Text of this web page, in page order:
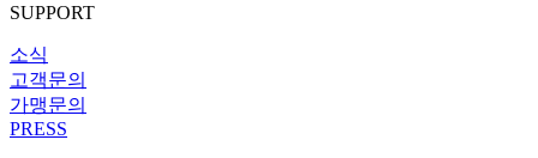
SUPPORT
소식
고객문의
가맹문의
PRESS